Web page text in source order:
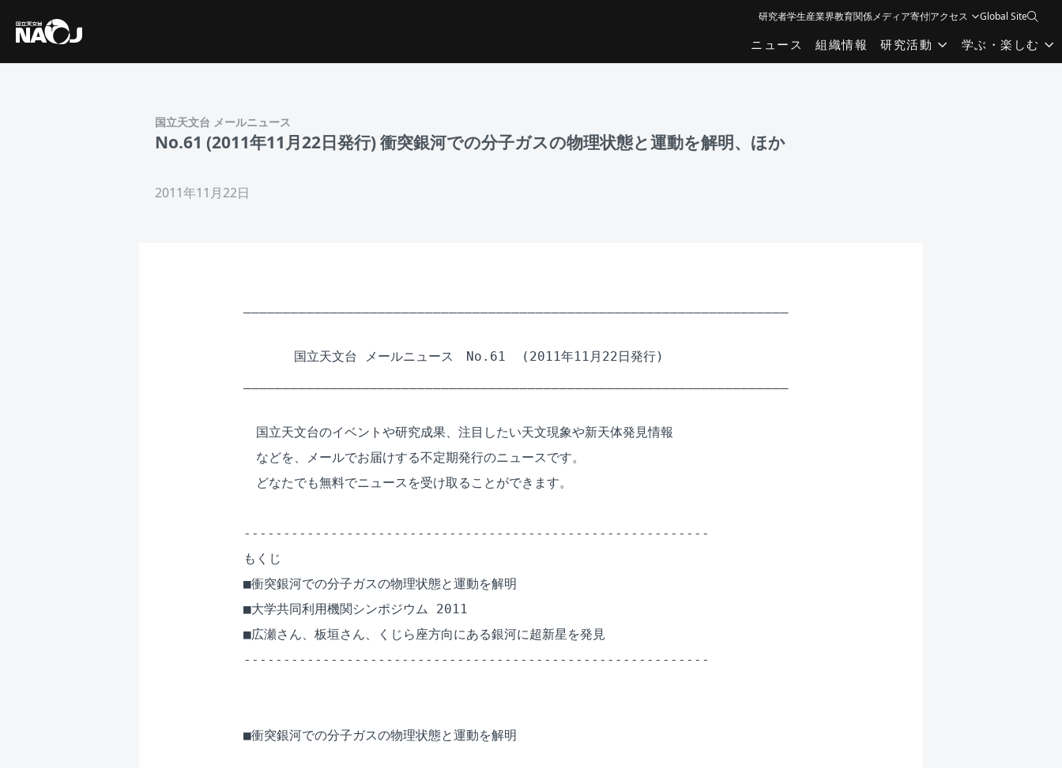
ニュース 組織情報 研究活動 学ぶ・楽しむ
研究者学生産業界教育関係メディア寄付アクセス Global Site
国立天文台 メールニュース
No.61 (2011年11月22日発行) 衝突銀河での分子ガスの物理状態と運動を解明、ほか
2011年11月22日
国立天文台 メールニュース　No.61  (2011年11月22日発行)
国立天文台のイベントや研究成果、注目したい天文現象や新天体発見情報
などを、メールでお届けする不定期発行のニュースです。
どなたでも無料でニュースを受け取ることができます。
-----------------------------------------------------------
もくじ
■衝突銀河での分子ガスの物理状態と運動を解明
■大学共同利用機関シンポジウム 2011
■広瀬さん、板垣さん、くじら座方向にある銀河に超新星を発見
-----------------------------------------------------------
■衝突銀河での分子ガスの物理状態と運動を解明